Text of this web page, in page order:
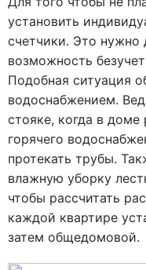
установить
счетчики. Это нужно
возможность
Подобная ситуация
водоснабжением.
стояке, когда в
горячего
протекать трубы.
влажную уборку
чтобы рассчитать
каждой квартире
затем общедомовой.